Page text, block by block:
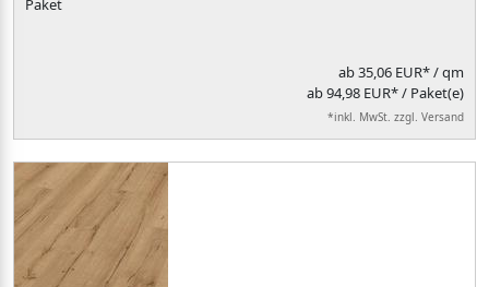
Paket
ab35,06 EUR*/ qm
ab 94,98 EUR* / Paket(e)
*inkl. MwSt. zzgl. Versand